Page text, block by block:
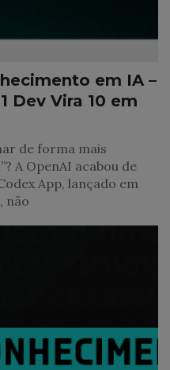
em IA –
Dev Vira 10 em
de forma mais
A OpenAI acabou de
App, lançado em
não